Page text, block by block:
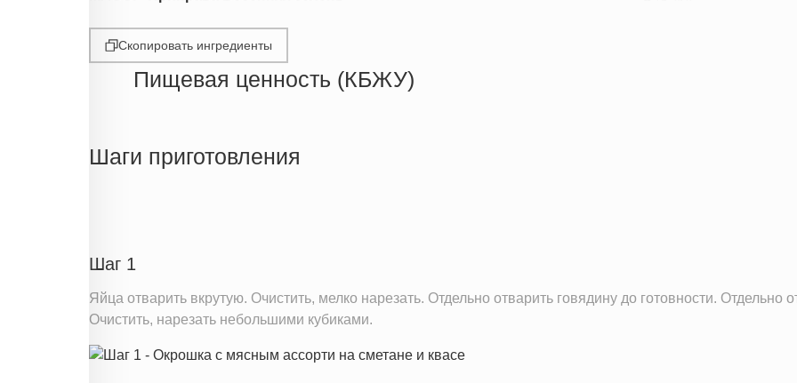
Скопировать ингредиенты
Пищевая ценность (КБЖУ)
Белки
Шаги приготовления
Шаг 1
Яйца отварить вкрутую. Очистить, мелко нарезать. Отдельно отварить говядину до готовности. Отдельно
Очистить, нарезать небольшими кубиками.